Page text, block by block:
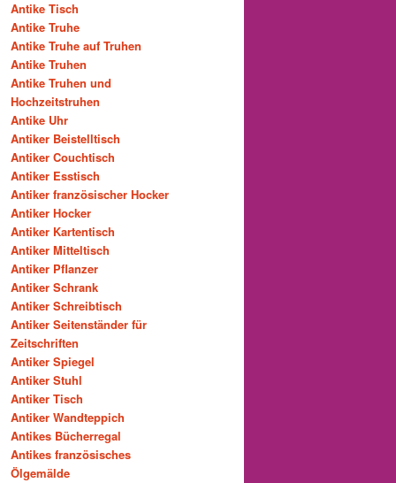
Antike Tisch
Antike Truhe
Antike Truhe auf Truhen
Antike Truhen
Antike Truhen und
Hochzeitstruhen
Antike Uhr
Antiker Beistelltisch
Antiker Couchtisch
Antiker Esstisch
Antiker französischer Hocker
Antiker Hocker
Antiker Kartentisch
Antiker Mitteltisch
Antiker Pflanzer
Antiker Schrank
Antiker Schreibtisch
Antiker Seitenständer für
Zeitschriften
Antiker Spiegel
Antiker Stuhl
Antiker Tisch
Antiker Wandteppich
Antikes Bücherregal
Antikes französisches
Ölgemälde